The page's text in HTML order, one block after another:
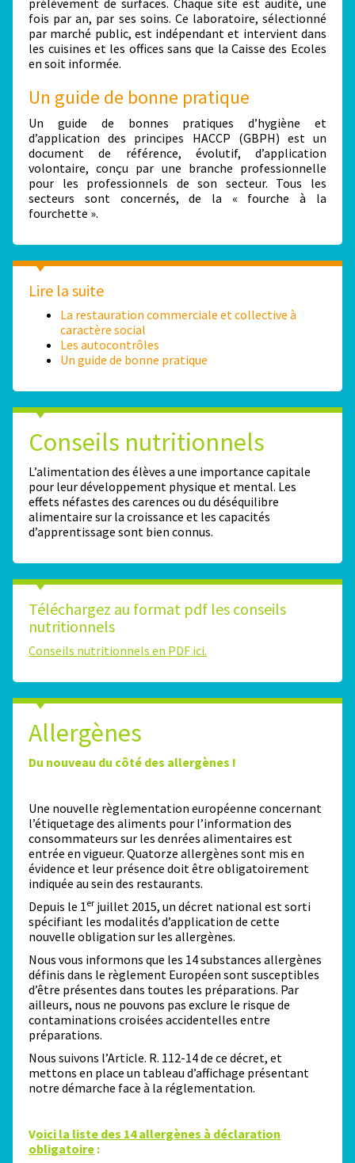
prélèvement de surfaces. Chaque site est audité, une
fois par an, par ses soins. Ce laboratoire, sélectionné
par marché public, est indépendant et intervient dans
les cuisines et les offices sans que la Caisse des Ecoles
en soit informée.
Un guide de bonne pratique
Un guide de bonnes pratiques d’hygiène et
d’application des principes HACCP (GBPH) est un
document de référence, évolutif, d’application
volontaire, conçu par une branche professionnelle
pour les professionnels de son secteur. Tous les
secteurs sont concernés, de la « fourche à la
fourchette ».
Lire la suite
La restauration commerciale et collective à
caractère social
Les autocontrôles
Un guide de bonne pratique
Conseils nutritionnels
L’alimentation des élèves a une importance capitale
pour leur développement physique et mental. Les
effets néfastes des carences ou du déséquilibre
alimentaire sur la croissance et les capacités
d’apprentissage sont bien connus.
Téléchargez au format pdf les conseils
nutritionnels
Conseils nutritionnels en PDF ici.
Allergènes
Du nouveau du côté des allergènes !
Une nouvelle règlementation européenne concernant
l’étiquetage des aliments pour l’information des
consommateurs sur les denrées alimentaires est
entrée en vigueur. Quatorze allergènes sont mis en
évidence et leur présence doit être obligatoirement
indiquée au sein des restaurants.
Depuis le 1er juillet 2015, un décret national est sorti
spécifiant les modalités d’application de cette
nouvelle obligation sur les allergènes.
Nous vous informons que les 14 substances allergènes
définis dans le règlement Européen sont susceptibles
d’être présentes dans toutes les préparations. Par
ailleurs, nous ne pouvons pas exclure le risque de
contaminations croisées accidentelles entre
préparations.
Nous suivons l’Article. R. 112-14 de ce décret, et
mettons en place un tableau d’affichage présentant
notre démarche face à la réglementation.
Voici la liste des 14 allergènes à déclaration
obligatoire :